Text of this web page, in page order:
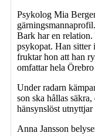
Psykolog Mia
Bark har en
psykopat. Han
fruktar hon att han
omfattar hela
Under radarn
son ska hållas
hänsynslöst
Anna Jansson